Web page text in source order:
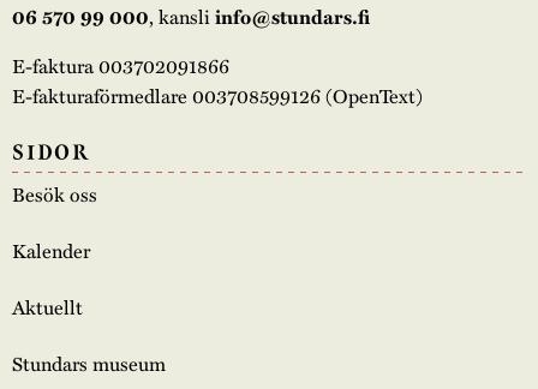
06 570 99 000, kansliinfo@stundars.fi
E-faktura 003702091866
E-fakturaförmedlare 003708599126 (OpenText)
SIDOR
Besök oss
Kalender
Aktuellt
Stundars museum